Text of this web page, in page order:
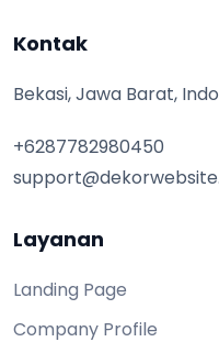
Kontak
Bekasi, Jawa Barat,
+6287782980450
Layanan
Landing Page
Company Profile